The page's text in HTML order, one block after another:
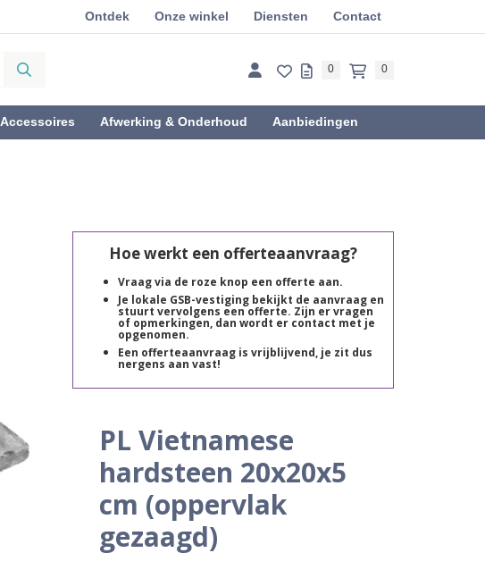
Ontdek Onze winkel Diensten Contact
0 0
Accessoires Afwerking & Onderhoud Aanbiedingen
Hoe werkt een offerteaanvraag?
Vraag via de roze knop een offerte aan.
Je lokale GSB-vestiging bekijkt de aanvraag en
stuurt vervolgens een offerte. Zijn er vragen
of opmerkingen, dan wordt er contact met je
opgenomen.
Een offerteaanvraag is vrijblijvend, je zit dus
nergens aan vast!
PL Vietnamese
hardsteen 20x20x5
cm (oppervlak
gezaagd)